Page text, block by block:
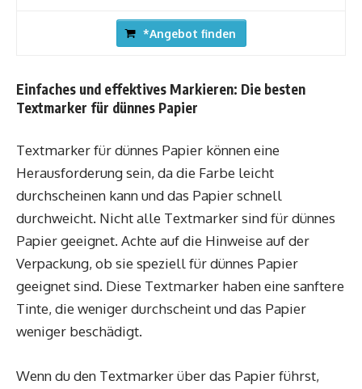
*Angebot finden
Einfaches und effektives Markieren: Die besten
Textmarker für dünnes Papier
Textmarker für dünnes Papier können eine
Herausforderung sein, da die Farbe leicht
durchscheinen kann und das Papier schnell
durchweicht. Nicht alle Textmarker sind für dünnes
Papier geeignet. Achte auf die Hinweise auf der
Verpackung, ob sie speziell für dünnes Papier
geeignet sind. Diese Textmarker haben eine sanftere
Tinte, die weniger durchscheint und das Papier
weniger beschädigt.
Wenn du den Textmarker über das Papier führst,